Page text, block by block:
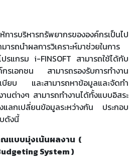
รบริหารทรัพยากรขององค์กรเป็นไป
ารถนำผลการวิเคราะห์มาช่วยในการ
รแกรม i-FINSOFT สามารถใช้ได้กับ
กรเอกชน สามารถรองรับการทำงาน
เบียบ และสามารถหาข้อมูลและจัดทำ
านต่างๆ สามารถทำงานได้ทั้งแบบอิสระ
แลกเปลี่ยนข้อมูลระหว่างกัน ประกอบ
ะบบดังนี้
ณแบบมุ่งเน้นผลงาน (
System )